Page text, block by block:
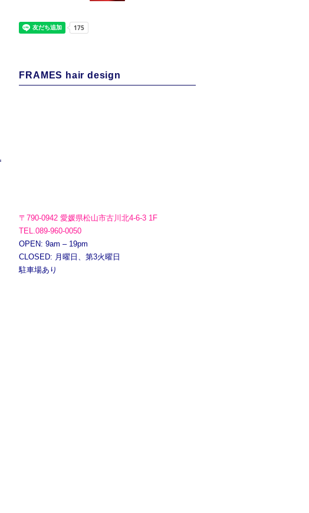
FRAMES hair design
〒790-0942 愛媛県松山市古川北4-6-3 1F
TEL.089-960-0050
OPEN: 9am – 19pm
CLOSED: 月曜日、第3火曜日
駐車場あり